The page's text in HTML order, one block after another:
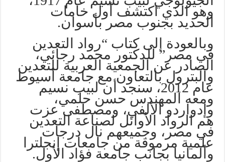
وهو الذي اكتشف أول خامات
الحديد بجنوب مصر بأسوان.
وبالعودة إلى كتاب “رواد التعدين
في مصر” للدكتور محمد رجائي،
الصادر عن الجمعية العربية للتعدين
والبترول بالتعاون مع جامعة أسيوط
عام 2012، سنجد أن لبيب نسيم
ومعه المهندس حسن حلمي،
وإدواردو الألفي، ومصطفى عزت
هم الرواد الأوائل لصناعة التعدين
في مصر، وجميعهم نال درجات
علمية مرموقة من جامعات إنجلترا
وألمانيا بجانب جامعة فؤاد الأول.